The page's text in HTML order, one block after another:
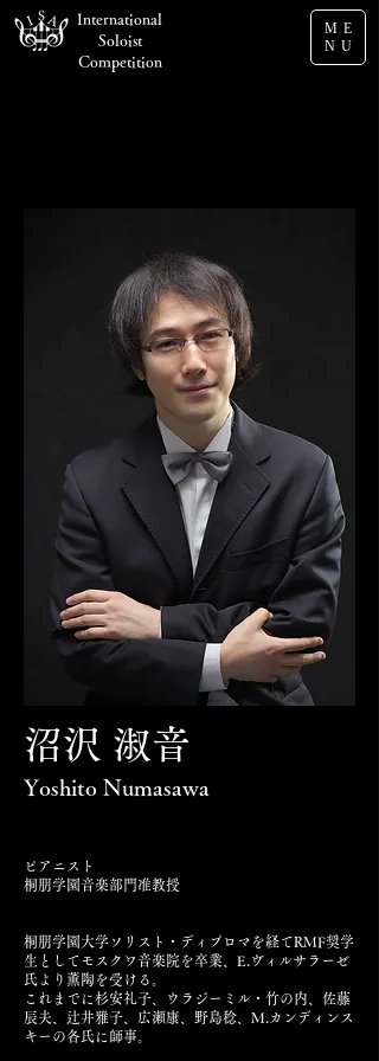
International
Soloist
Competition
ME
NU
沼沢 淑音
Yoshito Numasawa
ピアニスト
桐朋学園音楽部門准教授
桐朋学園大学ソリスト・ディプロマを経てRMF奨学
生としてモスクワ音楽院を卒業、E.ヴィルサラーゼ
氏より薫陶を受ける。
これまでに杉安礼子、ウラジーミル・竹の内、佐藤
辰夫、辻井雅子、広瀬康、野島稔、M.カンディンス
キーの各氏に師事。